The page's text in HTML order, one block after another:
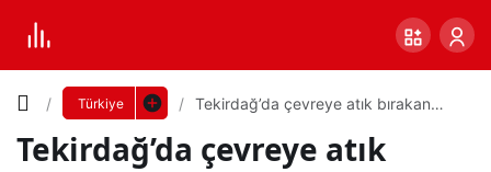
Türkiye
Tekirdağ’da çevreye atık bırakan
Tekirdağ’da çevreye atık
Yazı
Boyutunu